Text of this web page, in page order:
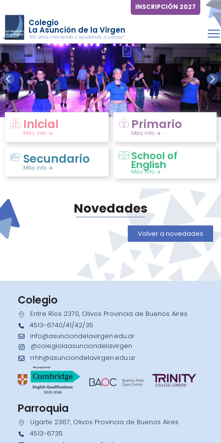
Colegio
La Asunción de la Virgen
“66 años creciendo y ayudando a crecer”
INSCRIPCIÓN 2027
Inicial
Más info
Primario
Más info
Secundario
Más info
School of
English
Más info
Novedades
Volver a novedades
Colegio
Entre Ríos 2370, Olivos Provincia de Buenos Aires
4513-6740/41/42/35
info@asunciondelavirgen.edu.ar
@colegiolaasunciondelavirgen
rrhh@asunciondelavirgen.edu.ar
Parroquia
Ugarte 2367, Olivos Provincia de Buenos Aires
4513-6735